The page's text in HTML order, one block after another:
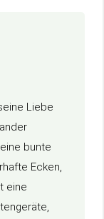
Liebe
bunte
Ecken,
eine